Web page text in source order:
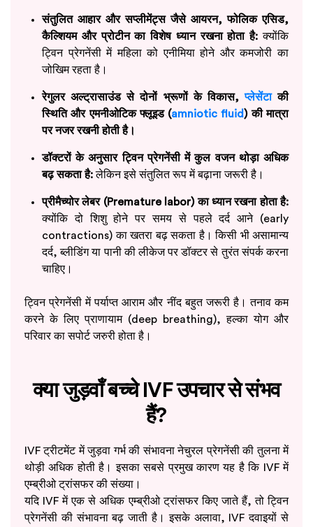
संतुलित आहार और सप्लीमेंट्स जैसे आयरन, फोलिक एसिड,
कैल्शियम और प्रोटीन का विशेष ध्यान रखना होता है: क्योंकि
ट्विन प्रेगनेंसी में महिला को एनीमिया होने और कमजोरी का
जोखिम रहता है।
रेगुलर अल्ट्रासाउंड से दोनों भ्रूणों के विकास,प्लेसेंटाकी
स्थिति और एमनीओटिक फ्लूइड (amniotic fluid) की मात्रा
पर नजर रखनी होती है।
डॉक्टरों के अनुसार ट्विन प्रेगनेंसी में कुल वजन थोड़ा अधिक
बढ़ सकता है:लेकिन इसे संतुलित रूप में बढ़ाना जरूरी है।
प्रीमैच्योर लेबर (Premature labor) का ध्यान रखना होता है:
क्योंकि दो शिशु होने पर समय से पहले दर्द आने (early
contractions) का खतरा बढ़ सकता है। किसी भी असामान्य
दर्द, ब्लीडिंग या पानी की लीकेज पर डॉक्टर से तुरंत संपर्क करना
चाहिए।
ट्विन प्रेगनेंसी में पर्याप्त आराम और नींद बहुत जरूरी है। तनाव कम
करने के लिए प्राणायाम (deep breathing), हल्का योग और
परिवार का सपोर्ट जरुरी होता है।
क्या जुड़वाँ बच्चे IVF उपचार से संभव
हैं?
IVF ट्रीटमेंट में जुड़वा गर्भ की संभावना नेचुरल प्रेगनेंसी की तुलना में
थोड़ी अधिक होती है। इसका सबसे प्रमुख कारण यह है कि IVF में
एम्ब्रीओ ट्रांसफर की संख्या।
यदि IVF में एक से अधिक एम्ब्रीओ ट्रांसफर किए जाते हैं, तो ट्विन
प्रेगनेंसी की संभावना बढ़ जाती है। इसके अलावा, IVF दवाइयों से